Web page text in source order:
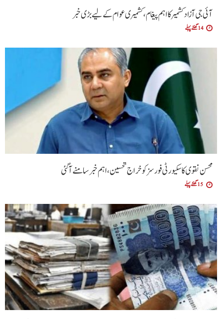
آئی جی آزاد کشمیر کا اہم پیغام، کشمیری عوام کے لیے بڑی خبر
14 گھنٹے پہلے
محسن نقوی کا سکیورٹی فورسز کو خراج تحسین، اہم خبر سامنے آگئی
15 گھنٹے پہلے